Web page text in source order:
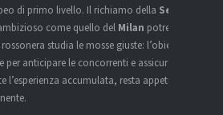
di primo livello. Il richiamo della Serie A
come quello del Milan potrebbe
studia le mosse giuste: l’obiettivo
anticipare le concorrenti e assicurarsi un
accumulata, resta appetibile